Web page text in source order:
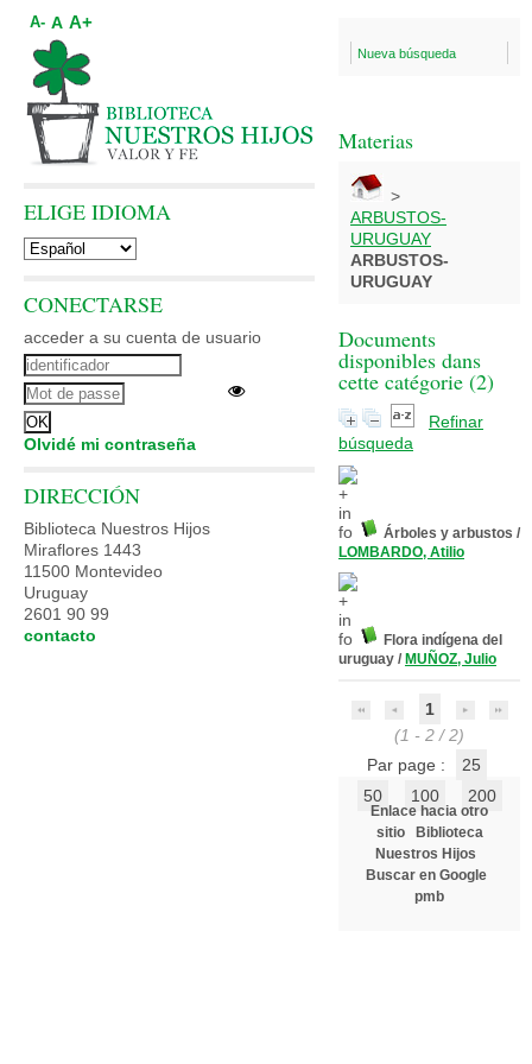
Nueva búsqueda
Materias
>
ARBUSTOS-
URUGUAY
ARBUSTOS-
URUGUAY
Documents
disponibles dans
cette catégorie (2)
Refinar
búsqueda
Árboles y arbustos /
LOMBARDO, Atilio
Flora indígena del
uruguay / MUÑOZ, Julio
1
(1 - 2 / 2)
Par page :
25
50
100 200
Enlace hacia otro
sitio
Biblioteca
Nuestros Hijos
Buscar en Google
pmb
A- A A+
ELIGE IDIOMA
CONECTARSE
acceder a su cuenta de usuario
Olvidé mi contraseña
DIRECCIÓN
Biblioteca Nuestros Hijos
Miraflores 1443
11500 Montevideo
Uruguay
2601 90 99
contacto